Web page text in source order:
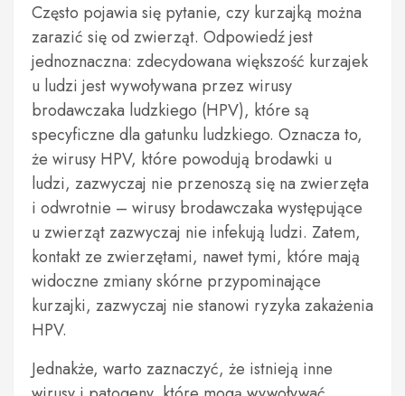
Często pojawia się pytanie, czy kurzajką można
zarazić się od zwierząt. Odpowiedź jest
jednoznaczna: zdecydowana większość kurzajek
u ludzi jest wywoływana przez wirusy
brodawczaka ludzkiego (HPV), które są
specyficzne dla gatunku ludzkiego. Oznacza to,
że wirusy HPV, które powodują brodawki u
ludzi, zazwyczaj nie przenoszą się na zwierzęta
i odwrotnie – wirusy brodawczaka występujące
u zwierząt zazwyczaj nie infekują ludzi. Zatem,
kontakt ze zwierzętami, nawet tymi, które mają
widoczne zmiany skórne przypominające
kurzajki, zazwyczaj nie stanowi ryzyka zakażenia
HPV.
Jednakże, warto zaznaczyć, że istnieją inne